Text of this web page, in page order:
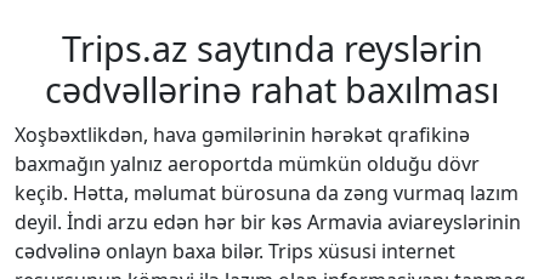
Trips.az saytında reyslərin
cədvəllərinə rahat baxılması
Xoşbəxtlikdən, hava gəmilərinin hərəkət qrafikinə
baxmağın yalnız aeroportda mümkün olduğu dövr
keçib. Hətta, məlumat bürosuna da zəng vurmaq lazım
deyil. İndi arzu edən hər bir kəs Armavia aviareyslərinin
cədvəlinə onlayn baxa bilər. Trips xüsusi internet